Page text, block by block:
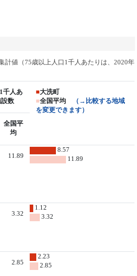
計値（75歳以上人口1千人あたりは、2020年
千人あ
数
■大洗町
■全国平均
（→比較する地域
を変更できます）
全国平
均
11.89
8.57
11.89
3.32
1.12
3.32
2.85
2.23
2.85